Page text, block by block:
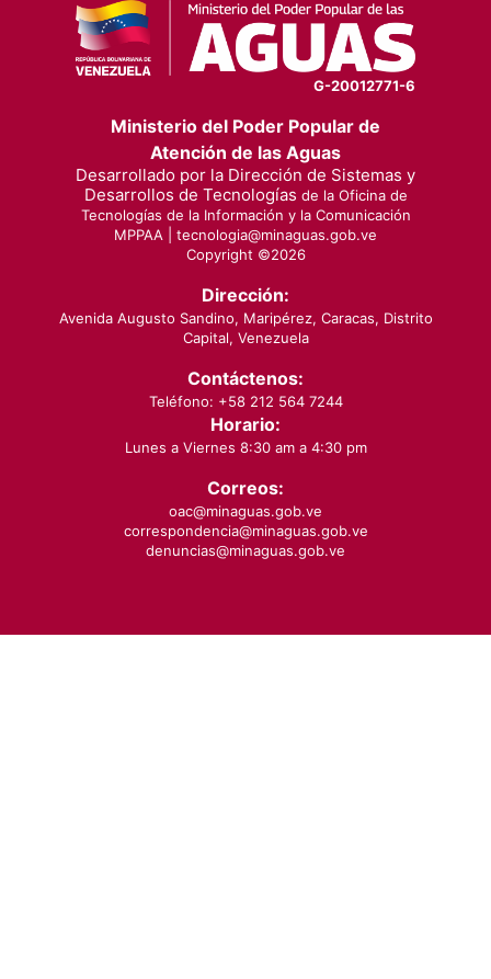
G-20012771-6
Ministerio del Poder Popular de
Atención de las Aguas
Desarrollado por la Dirección de Sistemas y
Desarrollos de Tecnologías de la Oficina de
Tecnologías de la Información y la Comunicación
MPPAA | tecnologia@minaguas.gob.ve
Copyright ©2026
Dirección:
Avenida Augusto Sandino, Maripérez, Caracas, Distrito
Capital, Venezuela
Contáctenos:
Teléfono: +58 212 564 7244
Horario:
Lunes a Viernes 8:30 am a 4:30 pm
Correos:
oac@minaguas.gob.ve
correspondencia@minaguas.gob.ve
denuncias@minaguas.gob.ve